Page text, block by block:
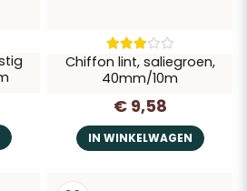
Chiffon lint, saliegroen,
40mm/10m
€ 9,58
IN WINKELWAGEN